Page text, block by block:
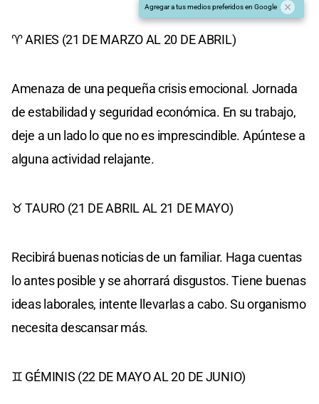
Agregar a tus medios preferidos en Google
♈ ARIES (21 DE MARZO AL 20 DE ABRIL)
Amenaza de una pequeña crisis emocional. Jornada
de estabilidad y seguridad económica. En su trabajo,
deje a un lado lo que no es imprescindible. Apúntese a
alguna actividad relajante.
♉ TAURO (21 DE ABRIL AL 21 DE MAYO)
Recibirá buenas noticias de un familiar. Haga cuentas
lo antes posible y se ahorrará disgustos. Tiene buenas
ideas laborales, intente llevarlas a cabo. Su organismo
necesita descansar más.
♊ GÉMINIS (22 DE MAYO AL 20 DE JUNIO)